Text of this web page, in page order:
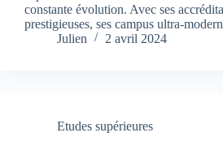
constante évolution. Avec ses
prestigieuses, ses campus ultra-
Julien
2 avril 2024
Etudes supérieures